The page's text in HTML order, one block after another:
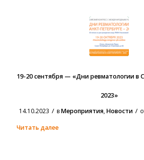
19-20 сентября — «Дни ревматологии в
2023»
14.10.2023 / вМероприятия,Новости /
Читать далее